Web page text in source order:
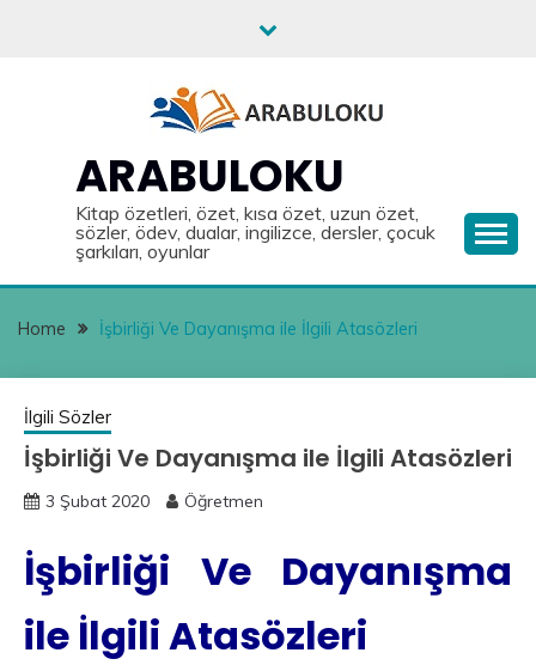
ARABULOKU
Kitap özetleri, özet, kısa özet, uzun özet,
sözler, ödev, dualar, ingilizce, dersler, çocuk
şarkıları, oyunlar
Home İşbirliği Ve Dayanışma ile İlgili Atasözleri
İlgili Sözler
İşbirliği Ve Dayanışma ile İlgili Atasözleri
3 Şubat 2020 Öğretmen
İşbirliği Ve Dayanışma
ile İlgili Atasözleri